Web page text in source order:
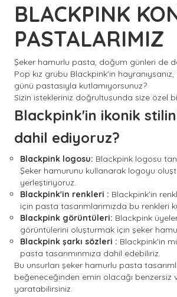
BLACKPINK
PASTALARIMIZ
Şeker hamurlu pasta, doğum günleri de
Pop kız grubu Blackpink'in
günü pastasıyla kutlamıyorsunuz?
Sizin istekleriniz doğrultusunda size özel
Blackpink'in ikonik
dahil ediyoruz?
Blackpink logosu: Blackpink logosu
Şeker hamurunu kullanarak logoyu
yerleştiriyoruz.
Blackpink'in renkleri : Blackpink'in
için pasta tasarımlarımızda bu renkleri
Blackpink görüntüleri: Blackpink
görüntülerini oluşturmak için şeker
Blackpink şarkı sözleri : Blackpink'in
pasta tasarımınmıza dahil edebiliriz.
Bu unsurları şeker hamurlu pasta
beğeneceğinden emin olacağı benzersiz
yaratabilirsiniz.